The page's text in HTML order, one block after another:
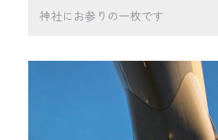
神社にお参りの一枚です